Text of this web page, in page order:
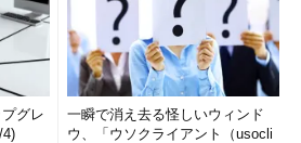
グレ
4)
一瞬で消え去る怪しいウィンド
ウ、「ウソクライアント（usocli